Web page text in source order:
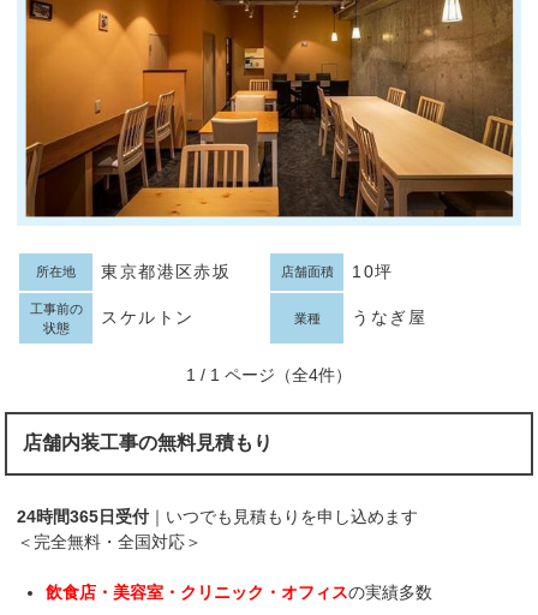
所在地 東京都港区赤坂 店舗面積 10坪
工事前の
状態
スケルトン 業種 うなぎ屋
1 / 1 ページ（全4件）
店舗内装工事の無料見積もり
24時間365日受付 ｜いつでも見積もりを申し込めます
＜完全無料・全国対応＞
飲食店・美容室・クリニック・オフィスの実績多数